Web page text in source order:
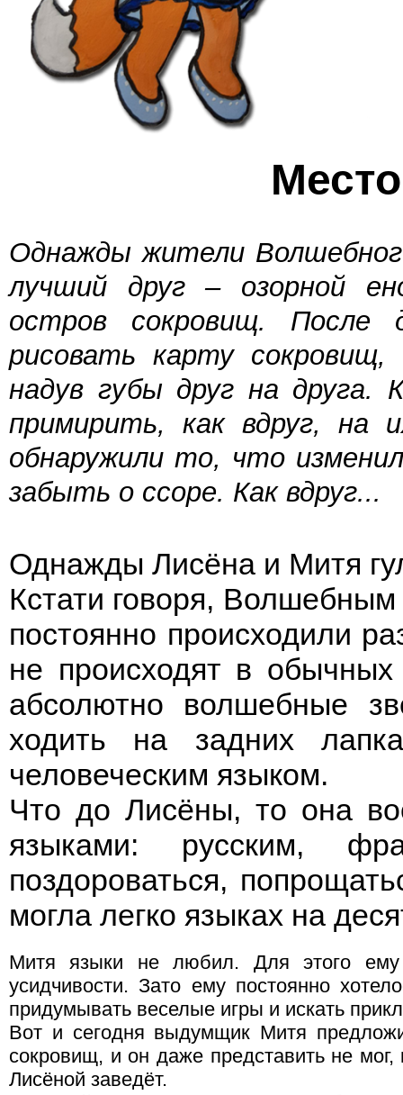
Однажды жители
лучший друг – озорной
остров сокровищ. После
рисовать карту
надув губы друг на друга.
примирить, как вдруг, на
обнаружили то, что
забыть о ссоре. Как вдруг...
Однажды Лисёна и Митя
Кстати говоря,
постоянно происходили
не происходят в
абсолютно волшебные
ходить на задних
человеческим языком.
Что до Лисёны, то она
языками: русским,
поздороваться,
могла легко языках на
Митя языки не любил. Для этого
усидчивости. Зато ему постоянно
придумывать веселые игры и искать
Вот и сегодня выдумщик Митя
сокровищ, и он даже представить не мог,
Лисёной заведёт.